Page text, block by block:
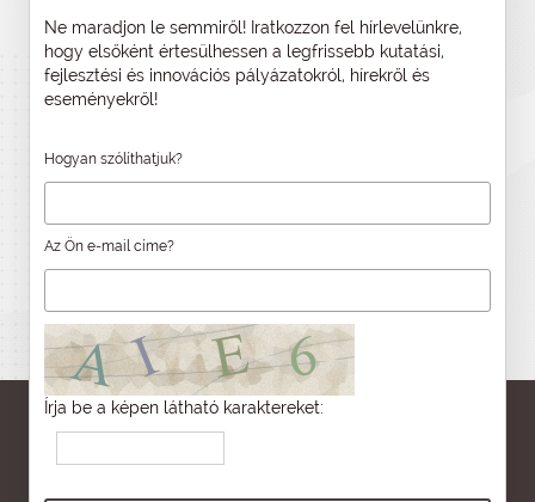
Ne maradjon le semmiről! Iratkozzon fel hírlevelünkre,
hogy elsőként értesülhessen a legfrissebb kutatási,
fejlesztési és innovációs pályázatokról, hírekről és
eseményekről!
Hogyan szólíthatjuk?
Az Ön e-mail címe?
Írja be a képen látható karaktereket: